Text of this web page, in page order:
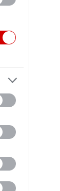
και οι
ιικά
τους.
τα
οδό